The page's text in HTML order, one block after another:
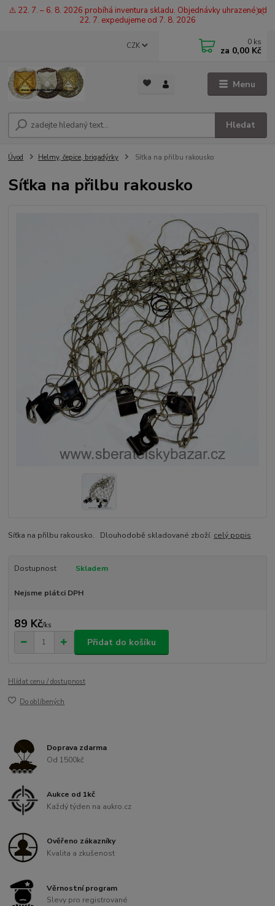
⚠️ 22. 7. – 6. 8. 2026 probíhá inventura skladu. Objednávky uhrazené od
22. 7. expedujeme od 7. 8. 2026
Menu
CZK
Hledat
0 ks
za 0,00 Kč
Úvod Helmy, čepice, brigadýrky Síťka na přilbu rakousko
Síťka na přilbu rakousko
Síťka na přilbu rakousko. Dlouhodobě skladované zboží. celý popis
Dostupnost Skladem
Nejsme plátci DPH
89 Kč/ks
Přidat do košíku
Hlídat cenu / dostupnost
Do oblíbených
Doprava zdarma
Od 1500kč
Aukce od 1kč
Každý týden na aukro.cz
Ověřeno zákazníky
Kvalita a zkušenost
Věrnostní program
Slevy pro registrované